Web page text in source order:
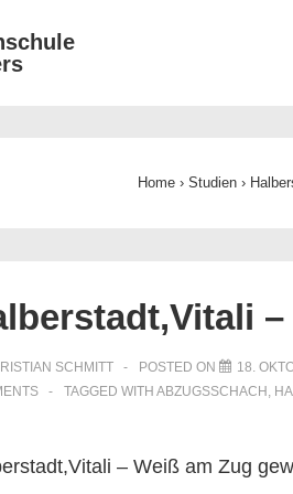
Home › Studien ›
SCHMITT POSTED ON
18.
TAGGED WITH ABZUGSSCHACH ,
– Weiß am Zug